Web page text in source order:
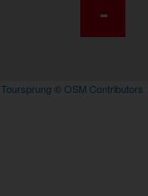
-
Toursprung © OSM Contributors